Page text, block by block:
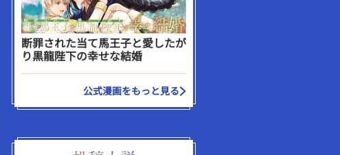
断罪された当て馬王子と愛したが
り黒龍陛下の幸せな結婚
公式漫画をもっと見る